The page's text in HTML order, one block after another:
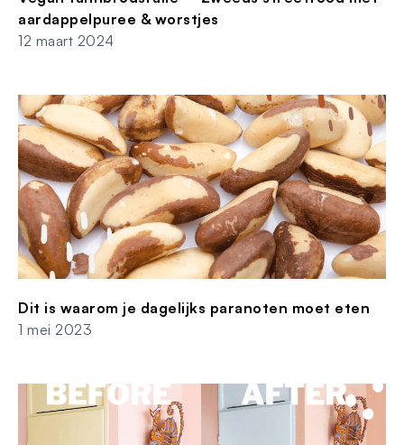
aardappelpuree & worstjes
12 maart 2024
Dit is waarom je dagelijks paranoten moet eten
1 mei 2023